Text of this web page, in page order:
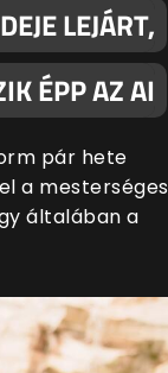
LEJÁRT,
ÉPP AZ AI
pár hete
a mesterséges
általában a